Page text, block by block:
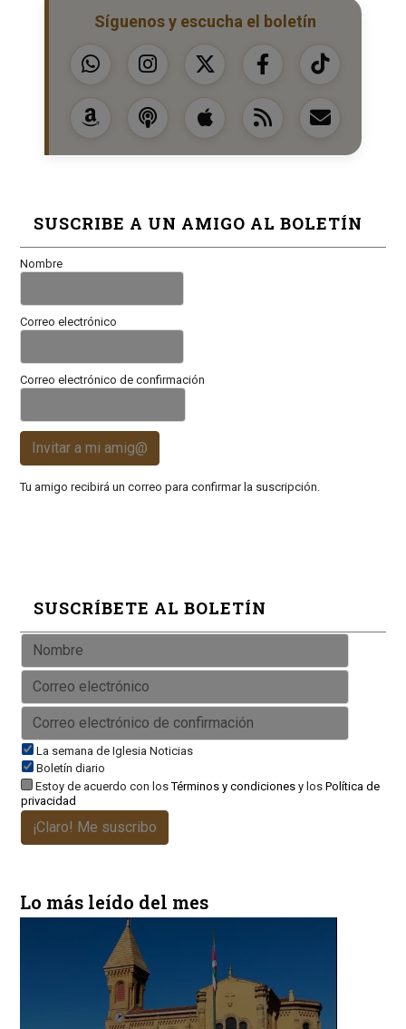
Síguenos y escucha el boletín
SUSCRIBE A UN AMIGO AL BOLETÍN
Nombre
Correo electrónico
Correo electrónico de confirmación
Invitar a mi amig@
Tu amigo recibirá un correo para confirmar la suscripción.
SUSCRÍBETE AL BOLETÍN
La semana de Iglesia Noticias
Boletín diario
Estoy de acuerdo con losTérminos y condicionesy los Política de
privacidad
¡Claro! Me suscribo
Lo más leído del mes